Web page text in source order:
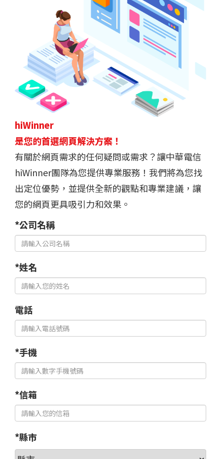
hiWinner
是您的首選網頁解決方案！
有關於網頁需求的任何疑問或需求？讓中華電信
hiWinner團隊為您提供專業服務！我們將為您找
出定位優勢，並提供全新的觀點和專業建議，讓
您的網頁更具吸引力和效果。
*公司名稱
*姓名
電話
*手機
*信箱
*縣市